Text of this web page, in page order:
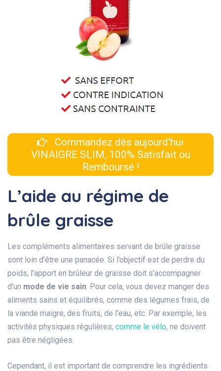
Commandez dès aujourd'hui
VINAIGRE SLIM, 100% Satisfait ou
Remboursé !
L’aide au régime de
brûle graisse
Les compléments alimentaires servant de brûle graisse
sont loin d’être une panacée. Si l’objectif est de perdre du
poids, l’apport en brûleur de graisse doit s’accompagner
d’un mode de vie sain . Pour cela, vous devez manger des
aliments sains et équilibrés, comme des légumes frais, de
la viande maigre, des fruits, de l’eau, etc. Par exemple, les
activités physiques régulières, comme le vélo, ne doivent
pas être négligées.
Cependant, il est important de comprendre les ingrédients